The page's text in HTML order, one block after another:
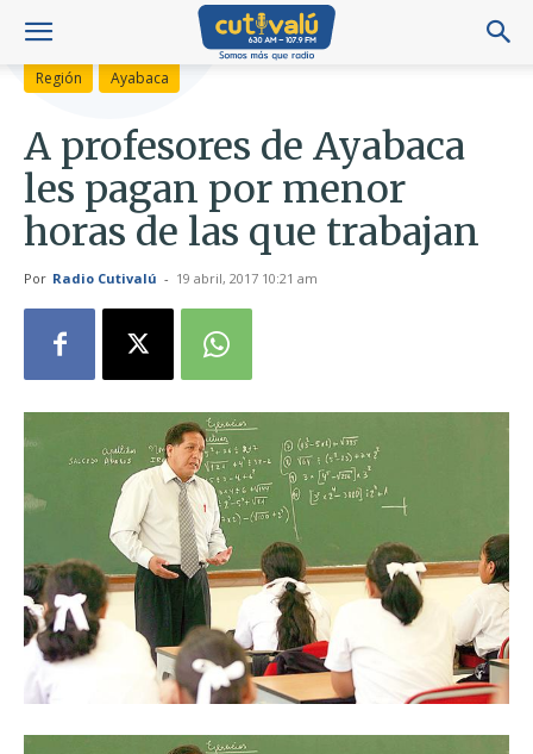
Región Ayabaca
A profesores de Ayabaca
les pagan por menor
horas de las que trabajan
Por Radio Cutivalú - 19 abril, 2017 10:21 am